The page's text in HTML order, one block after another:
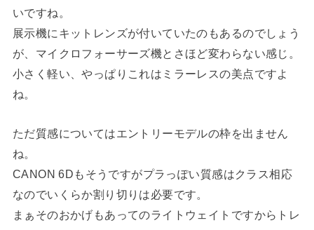
いですね。
展示機にキットレンズが付いていたのもあるのでしょう
が、マイクロフォーサーズ機とさほど変わらない感じ。
小さく軽い、やっぱりこれはミラーレスの美点ですよ
ね。
ただ質感についてはエントリーモデルの枠を出ません
ね。
CANON 6Dもそうですがプラっぽい質感はクラス相応
なのでいくらか割り切りは必要です。
まぁそのおかげもあってのライトウェイトですからトレ